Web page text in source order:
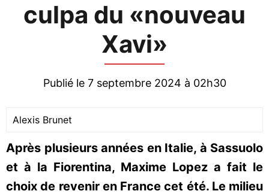
culpa du «nouveau
Xavi»
Publié le 7 septembre 2024 à 02h30
Alexis Brunet
Après plusieurs années en Italie, à Sassuolo
et à la Fiorentina, Maxime Lopez a fait le
choix de revenir en France cet été. Le milieu